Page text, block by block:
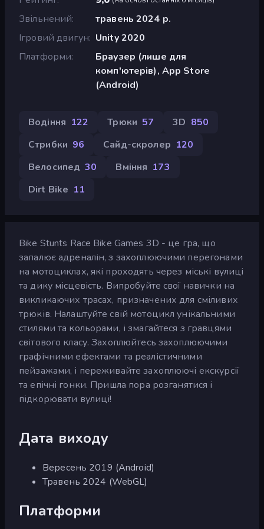
Звільнений
травень 2024 р.
Ігровий двигун Unity 2020
Платформи
Браузер (лише для
комп'ютерів), App Store
(Android)
Водіння 122 Трюки 57 3D 850
Стрибки 96 Сайд-скролер 120
Велосипед 30 Вміння 173
Dirt Bike 11
Bike Stunts Race Bike Games 3D - це гра, що
запалює адреналін, з захоплюючими перегонами
на мотоциклах, які проходять через міські вулиці
та дику місцевість. Випробуйте свої навички на
викликаючих трасах, призначених для сміливих
трюків. Налаштуйте свій мотоцикл унікальними
стилями та кольорами, і змагайтеся з гравцями
світового класу. Захоплюйтесь захоплюючими
графічними ефектами та реалістичними
пейзажами, і переживайте захоплюючі екскурсії
та епічні гонки. Пришла пора розганятися і
підкорювати вулиці!
Дата виходу
Вересень 2019 (Android)
Травень 2024 (WebGL)
Платформи